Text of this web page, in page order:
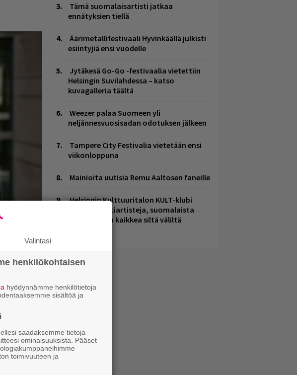
Tämä suomalaisartisti jatkaa
ennätyksien tiellä
Äärimetallifestivaali Hyvinkäällä julkisti
esiintyjiä ensi vuodelle
Jytäkesä Go-Go -festivaalia vietettiin
Helsingin Suvilahdessa – katso
kuvagalleria täältä
Weezer palaa Suomeen yli
neljännesvuosisadan odotuksen jälkeen
Tampere City Festivalia vietetään ensi
viikonloppuna
Mainioita uutisia Remu Aaltosen faneille
Helsingin Kulttuuritalon KULT-klubi
tarjoaa kulttiartisteja, suomalaista
osaamista ja kaikkea siltä väliltä
Valintasi
henkilökohtaisen
hyödynnämme henkilötietoja
sisältöä ja
saadaksemme tietoja
ominaisuuksista. Pääset
toimivuuteen ja